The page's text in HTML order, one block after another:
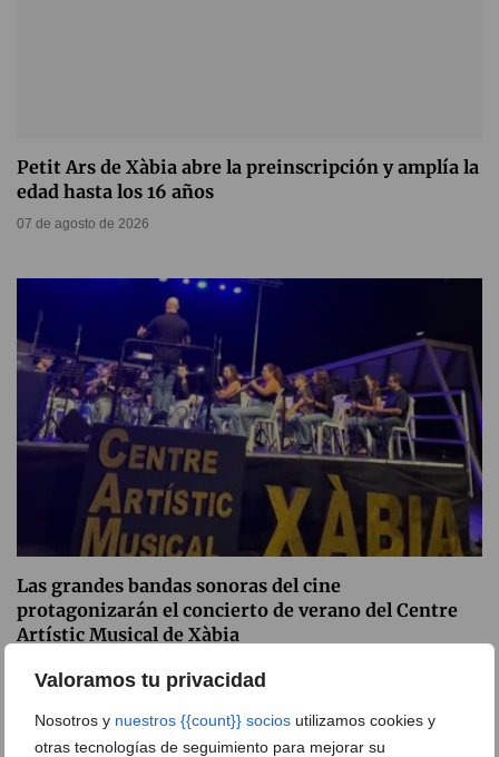
Valoramos tu privacidad
Nosotros y nuestros {{count}} socios utilizamos cookies y
otras tecnologías de seguimiento para mejorar su
Petit Ars de Xàbia abre la preinscripción y amplía la
edad hasta los 16 años
07 de agosto de 2026
Las grandes bandas sonoras del cine
protagonizarán el concierto de verano del Centre
Artístic Musical de Xàbia